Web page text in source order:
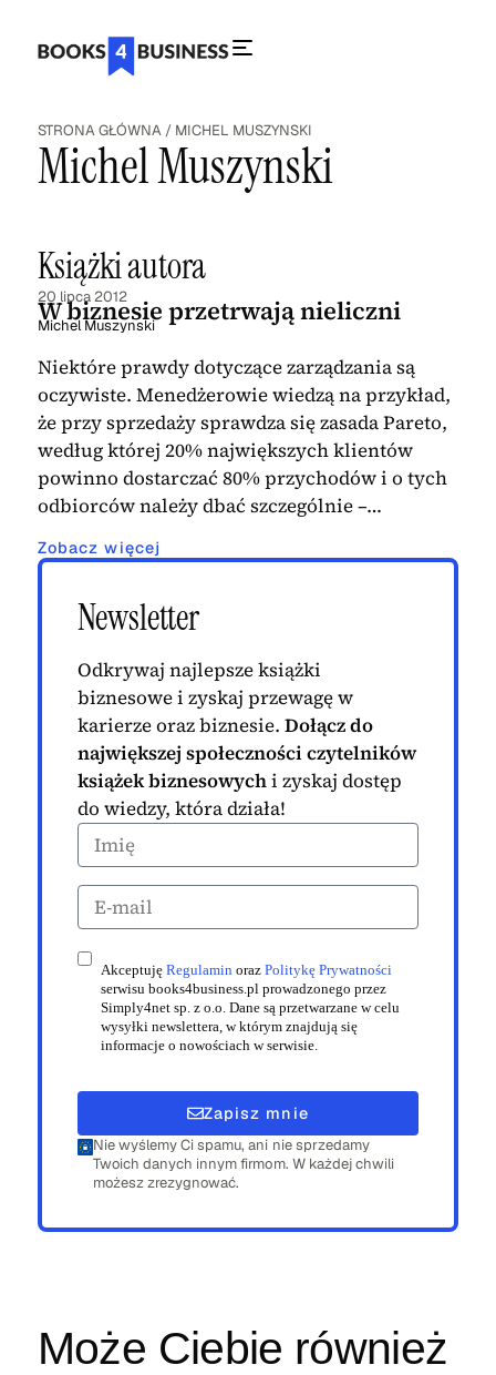
STRONA GŁÓWNA / MICHEL MUSZYNSKI
Michel Muszynski
Książki autora
20 lipca 2012
W biznesie przetrwają nieliczni
Michel Muszynski
Niektóre prawdy dotyczące zarządzania są
oczywiste. Menedżerowie wiedzą na przykład,
że przy sprzedaży sprawdza się zasada Pareto,
według której 20% największych klientów
powinno dostarczać 80% przychodów i o tych
odbiorców należy dbać szczególnie –…
Zobacz więcej
Newsletter
Odkrywaj najlepsze książki
biznesowe i zyskaj przewagę w
karierze oraz biznesie. Dołącz do
największej społeczności czytelników
książek biznesowychi zyskaj dostęp
do wiedzy, która działa!
Akceptuję Regulamin oraz Politykę Prywatności
serwisu books4business.pl prowadzonego przez
Simply4net sp. z o.o. Dane są przetwarzane w celu
wysyłki newslettera, w którym znajdują się
informacje o nowościach w serwisie.
Zapisz mnie
Nie wyślemy Ci spamu, ani nie sprzedamy
Twoich danych innym firmom. W każdej chwili
możesz zrezygnować.
Może Ciebie również